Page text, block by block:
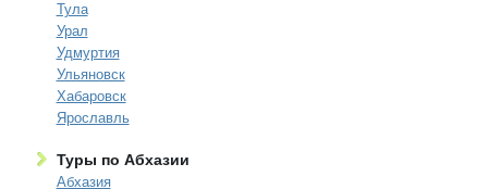
Тула
Урал
Удмуртия
Ульяновск
Хабаровск
Ярославль
Туры по Абхазии
Абхазия